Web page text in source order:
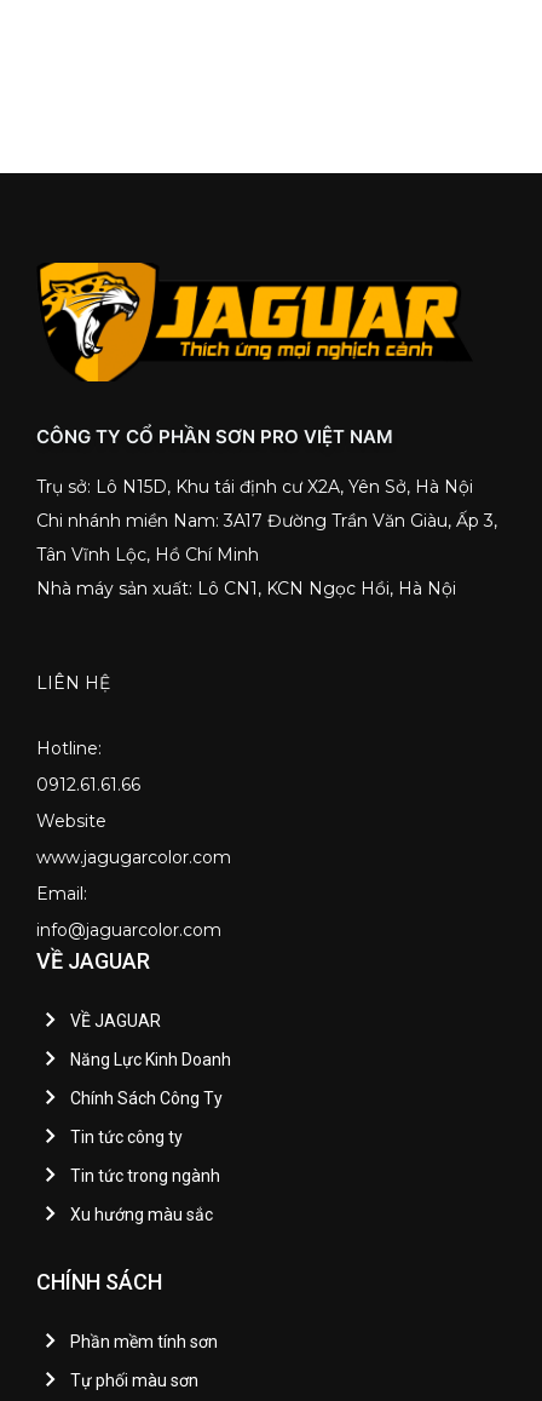
CÔNG TY CỔ PHẦN SƠN PRO VIỆT NAM
Trụ sở: Lô N15D, Khu tái định cư X2A, Yên Sở, Hà Nội
Chi nhánh miền Nam: 3A17 Đường Trần Văn Giàu, Ấp 3,
Tân Vĩnh Lộc, Hồ Chí Minh
Nhà máy sản xuất: Lô CN1, KCN Ngọc Hồi, Hà Nội
LIÊN HỆ
Hotline:
0912.61.61.66
Website
www.jagugarcolor.com
Email:
info@jaguarcolor.com
VỀ JAGUAR
VỀ JAGUAR
Năng Lực Kinh Doanh
Chính Sách Công Ty
Tin tức công ty
Tin tức trong ngành
Xu hướng màu sắc
CHÍNH SÁCH
Phần mềm tính sơn
Tự phối màu sơn